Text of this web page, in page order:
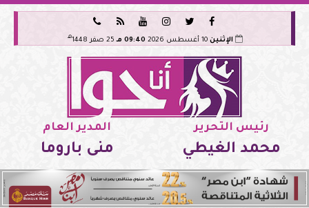






الإثنين 10 أغسطس 2026 09:40 مـ 25 صفر 1448 هـ
رئيس التحرير
محمد الغيطي
المدير العام
منى باروما